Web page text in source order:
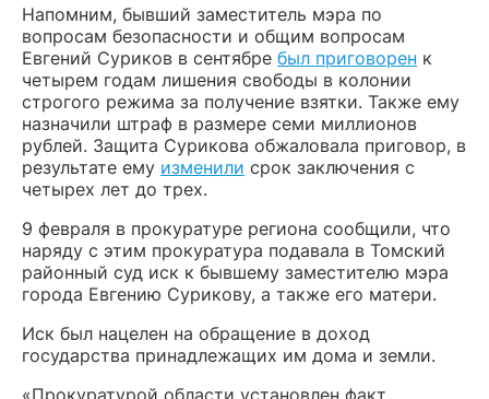
Напомним, бывший заместитель мэра по
вопросам безопасности и общим вопросам
Евгений Суриков в сентябре был приговорен к
четырем годам лишения свободы в колонии
строгого режима за получение взятки. Также ему
назначили штраф в размере семи миллионов
рублей. Защита Сурикова обжаловала приговор, в
результате ему изменили срок заключения с
четырех лет до трех.
9 февраля в прокуратуре региона сообщили, что
наряду с этим прокуратура подавала в Томский
районный суд иск к бывшему заместителю мэра
города Евгению Сурикову, а также его матери.
Иск был нацелен на обращение в доход
государства принадлежащих им дома и земли.
«Прокуратурой области установлен факт